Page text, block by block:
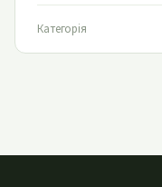
Категорія